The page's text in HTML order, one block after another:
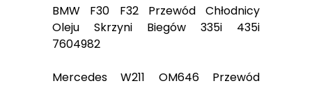
BMW F30 F32 Przewód Chłodnicy
Oleju Skrzyni Biegów 335i 435i
7604982
Mercedes W211 OM646 Przewód